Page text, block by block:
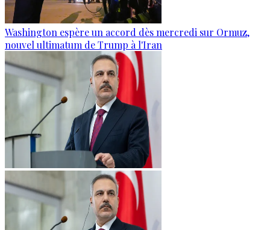
Washington espère un accord dès mercredi sur Ormuz,
nouvel ultimatum de Trump à l'Iran